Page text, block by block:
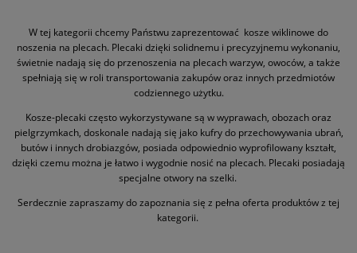
W tej kategorii chcemy Państwu zaprezentować kosze wiklinowe do
noszenia na plecach. Plecaki dzięki solidnemu i precyzyjnemu wykonaniu,
świetnie nadają się do przenoszenia na plecach warzyw, owoców, a także
spełniają się w roli transportowania zakupów oraz innych przedmiotów
codziennego użytku.
Kosze-plecaki często wykorzystywane są w wyprawach, obozach oraz
pielgrzymkach, doskonale nadają się jako kufry do przechowywania ubrań,
butów i innych drobiazgów, posiada odpowiednio wyprofilowany kształt,
dzięki czemu można je łatwo i wygodnie nosić na plecach. Plecaki posiadają
specjalne otwory na szelki.
Serdecznie zapraszamy do zapoznania się z pełna oferta produktów z tej
kategorii.